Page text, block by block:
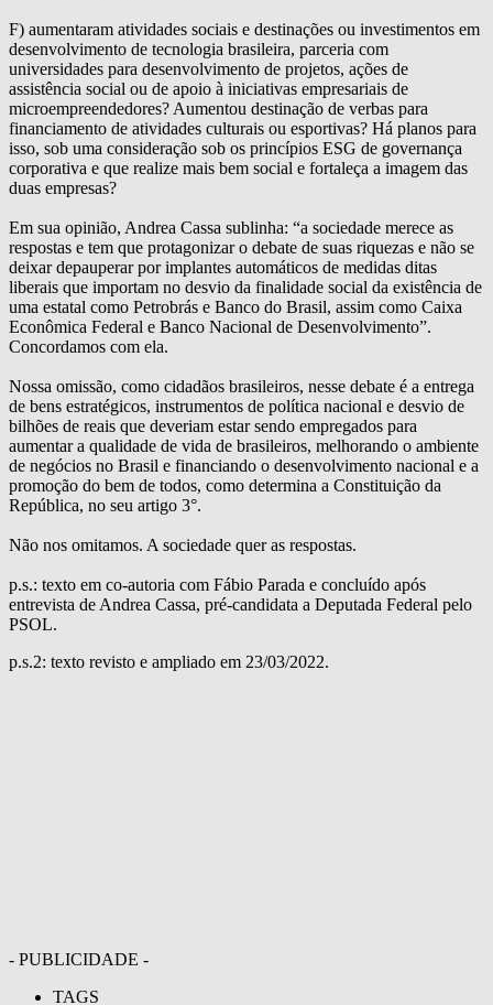
F) aumentaram atividades sociais e destinações ou investimentos em
desenvolvimento de tecnologia brasileira, parceria com
universidades para desenvolvimento de projetos, ações de
assistência social ou de apoio à iniciativas empresariais de
microempreendedores? Aumentou destinação de verbas para
financiamento de atividades culturais ou esportivas? Há planos para
isso, sob uma consideração sob os princípios ESG de governança
corporativa e que realize mais bem social e fortaleça a imagem das
duas empresas?
Em sua opinião, Andrea Cassa sublinha: “a sociedade merece as
respostas e tem que protagonizar o debate de suas riquezas e não se
deixar depauperar por implantes automáticos de medidas ditas
liberais que importam no desvio da finalidade social da existência de
uma estatal como Petrobrás e Banco do Brasil, assim como Caixa
Econômica Federal e Banco Nacional de Desenvolvimento”.
Concordamos com ela.
Nossa omissão, como cidadãos brasileiros, nesse debate é a entrega
de bens estratégicos, instrumentos de política nacional e desvio de
bilhões de reais que deveriam estar sendo empregados para
aumentar a qualidade de vida de brasileiros, melhorando o ambiente
de negócios no Brasil e financiando o desenvolvimento nacional e a
promoção do bem de todos, como determina a Constituição da
República, no seu artigo 3°.
Não nos omitamos. A sociedade quer as respostas.
p.s.: texto em co-autoria com Fábio Parada e concluído após
entrevista de Andrea Cassa, pré-candidata a Deputada Federal pelo
PSOL.
p.s.2: texto revisto e ampliado em 23/03/2022.
- PUBLICIDADE -
TAGS